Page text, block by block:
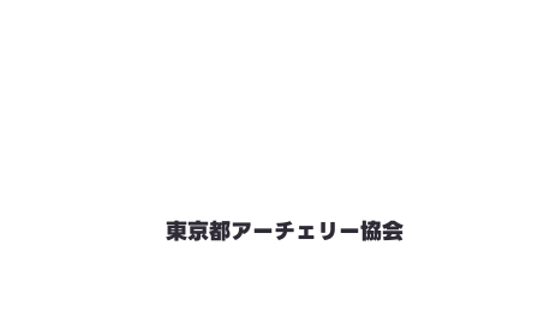
東京都アーチェリー協会